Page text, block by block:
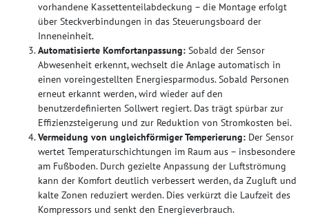
vorhandene Kassettenteilabdeckung – die Montage erfolgt
über Steckverbindungen in das Steuerungsboard der
Inneneinheit.
Automatisierte Komfortanpassung: Sobald der Sensor
Abwesenheit erkennt, wechselt die Anlage automatisch in
einen voreingestellten Energiesparmodus. Sobald Personen
erneut erkannt werden, wird wieder auf den
benutzerdefinierten Sollwert regiert. Das trägt spürbar zur
Effizienzsteigerung und zur Reduktion von Stromkosten bei.
Vermeidung von ungleichförmiger Temperierung: Der Sensor
wertet Temperaturschichtungen im Raum aus – insbesondere
am Fußboden. Durch gezielte Anpassung der Luftströmung
kann der Komfort deutlich verbessert werden, da Zugluft und
kalte Zonen reduziert werden. Dies verkürzt die Laufzeit des
Kompressors und senkt den Energieverbrauch.